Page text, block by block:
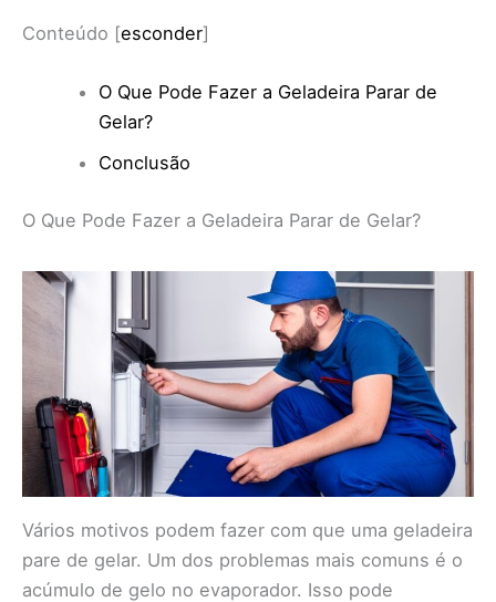
Conteúdo [esconder]
O Que Pode Fazer a Geladeira Parar de
Gelar?
Conclusão
O Que Pode Fazer a Geladeira Parar de Gelar?
Vários motivos podem fazer com que uma geladeira
pare de gelar. Um dos problemas mais comuns é o
acúmulo de gelo no evaporador. Isso pode